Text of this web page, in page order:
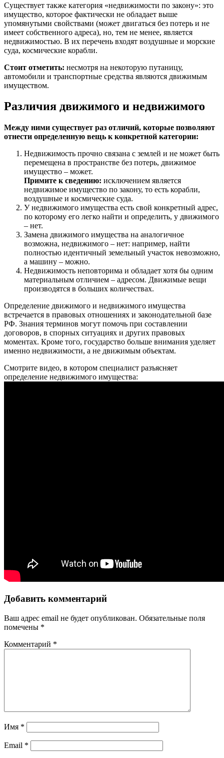
Существует также категория «недвижимости по закону»: это
имущество, которое фактически не обладает выше
упомянутыми свойствами (может двигаться без потерь и не
имеет собственного адреса), но, тем не менее, является
недвижимостью. В их перечень входят воздушные и морские
суда, космические корабли.
Стоит отметить: несмотря на некоторую путаницу,
автомобили и транспортные средства являются движимым
имуществом.
Различия движимого и недвижимого
Между ними существует раз отличий, которые позволяют
отнести определенную вещь к конкретной категории:
Недвижимость прочно связана с землей и не может быть
перемещена в пространстве без потерь, движимое
имущество – может.
Примите к сведению: исключением является
недвижимое имущество по закону, то есть корабли,
воздушные и космические суда.
У недвижимого имущества есть свой конкретный адрес,
по которому его легко найти и определить, у движимого
– нет.
Замена движимого имущества на аналогичное
возможна, недвижимого – нет: например, найти
полностью идентичный земельный участок невозможно,
а машину – можно.
Недвижимость неповторима и обладает хотя бы одним
материальным отличием – адресом. Движимые вещи
производятся в больших количествах.
Определение движимого и недвижимого имущества
встречается в правовых отношениях и законодательной базе
РФ. Знания терминов могут помочь при составлении
договоров, в спорных ситуациях и других правовых
моментах. Кроме того, государство больше внимания уделяет
именно недвижимости, а не движимым объектам.
Смотрите видео, в котором специалист разъясняет
определение недвижимого имущества:
Добавить комментарий
Ваш адрес email не будет опубликован. Обязательные поля
помечены *
Комментарий *
Имя *
Email *